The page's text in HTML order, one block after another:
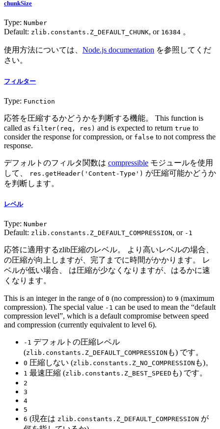
chunkSize
Type: Number
Default: zlib.constants.Z_DEFAULT_CHUNK, or 16384 。
使用方法については、 Node.js documentation を参照してくだ
さい。
フィルター
Type: Function
応答を圧縮するかどうかを判断する機能。 This function is
called as filter(req, res) and is expected to return true to
consider the response for compression, or false to not compress the
response.
デフォルトのフィルタ関数は compressible モジュールを使用
して、
res.getHeader('Content-Type') が圧縮可能かどうか
を判断します。
レベル
Type: Number
Default: zlib.constants.Z_DEFAULT_COMPRESSION, or -1
応答に適用するzlib圧縮のレベル。 より高いレベルの場合、
の圧縮が向上しますが、完了までに時間がかかります。 レ
ベルが低い場合、 は圧縮が少なくなりますが、はるかに速
くなります。
This is an integer in the range of 0 (no compression) to 9 (maximum
compression). The special value -1 can be used to mean the “default
compression level”, which is a default compromise between speed
and compression (currently equivalent to level 6).
-1 デフォルトの圧縮レベル
(zlib.constants.Z_DEFAULT_COMPRESSION も) です。
0 圧縮しない (zlib.constants.Z_NO_COMPRESSION も)。
1 最速圧縮 (zlib.constants.Z_BEST_SPEED も) です。
2
3
4
5
6 (現在は zlib.constants.Z_DEFAULT_COMPRESSION が